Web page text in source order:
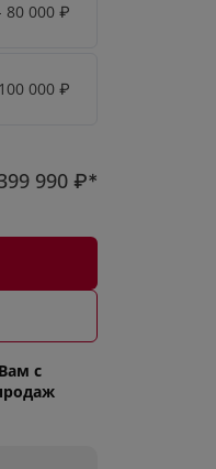
80 000 ₽
000 ₽
990 ₽*
с